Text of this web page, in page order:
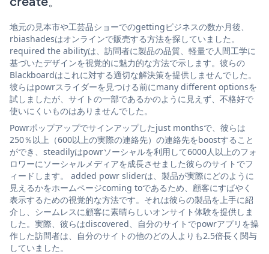
地元の見本市や工芸品ショーでのgettingビジネスの数か月後、
rbiashadesはオンラインで販売する方法を探していました。
required the abilityは、訪問者に製品の品質、軽量で人間工学に
基づいたデザインを視覚的に魅力的な方法で示します。彼らの
Blackboardはこれに対する適切な解決策を提供しませんでした。
彼らはpowrスライダーを見つける前にmany different optionsを
試しましたが、サイトの一部であるかのように見えず、不格好で
使いにくいものはありませんでした。
Powrポップアップでサインアップしたjust monthsで、彼らは
250％以上（600以上の実際の連絡先）の連絡先をboostすること
ができ、steadilyはpowrソーシャルを利用して6000人以上のフォ
ロワーにソーシャルメディアを成長させました彼らのサイトでフ
ィードします。 added powr sliderは、製品が実際にどのように
見えるかをホームページcoming toであるため、顧客にすばやく
表示するための視覚的な方法です。それは彼らの製品を上手に紹
介し、シームレスに顧客に素晴らしいオンサイト体験を提供しま
した。実際、彼らはdiscovered、自分のサイトでpowrアプリを操
作した訪問者は、自分のサイトの他のどの人よりも2.5倍長く関与
していました。